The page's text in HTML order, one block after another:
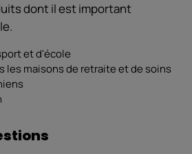
dont il est important
et d'école
les maisons de retraite et de soins